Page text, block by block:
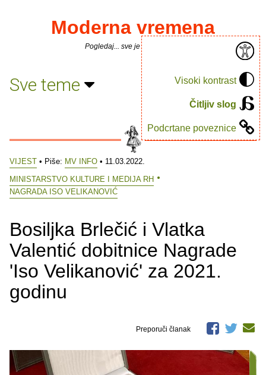
Visoki kontrast
Čitljiv slog
Podcrtane poveznice
Moderna vremena
Pogledaj... sve je puno knjiga.
Sve teme
VIJEST • Piše: MV INFO • 11.03.2022.
MINISTARSTVO KULTURE I MEDIJA RH
NAGRADA ISO VELIKANOVIĆ
Bosiljka Brlečić i Vlatka
Valentić dobitnice Nagrade
'Iso Velikanović' za 2021.
godinu
Preporuči članak